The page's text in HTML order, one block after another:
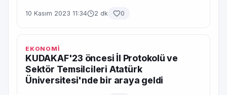
10 Kasım 2023 11:34 2 dk 0
EKONOMİ
KUDAKAF'23 öncesi İl Protokolü ve
Sektör Temsilcileri Atatürk
Üniversitesi'nde bir araya geldi